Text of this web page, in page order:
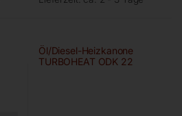
Öl/Diesel-Heizkanone
TURBOHEAT ODK 22